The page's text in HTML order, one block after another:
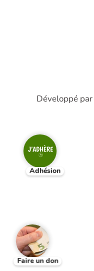
Développé par
Adhésion
Faire un don